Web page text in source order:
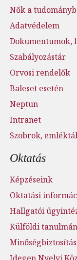
Nők a
Adatvédelem
Dokumentumok,
Szabályozástár
Orvosi rendelők
Baleset esetén
Neptun
Intranet
Szobrok,
Oktatás
Képzéseink
Oktatási
Hallgatói
Külföldi
Minőségbiztosítás